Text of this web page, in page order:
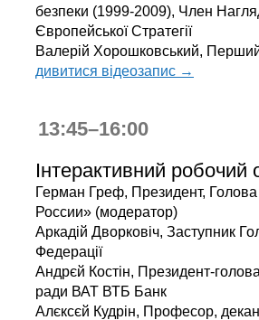
безпеки (1999-2009), Член
Європейської Стратегії
Валерій Хорошковський, Перший
дивитися відеозапис →
13:45–16:00
Інтерактивний робочий
Герман Греф, Президент,
России» (модератор)
Аркадій Дворковіч, Заступник
Федерації
Андрєй Костін, Президент-
ради ВАТ ВТБ Банк
Алєксєй Кудрін, Професор,